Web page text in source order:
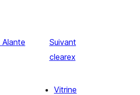
Alante
Suivant
clearex
Vitrine